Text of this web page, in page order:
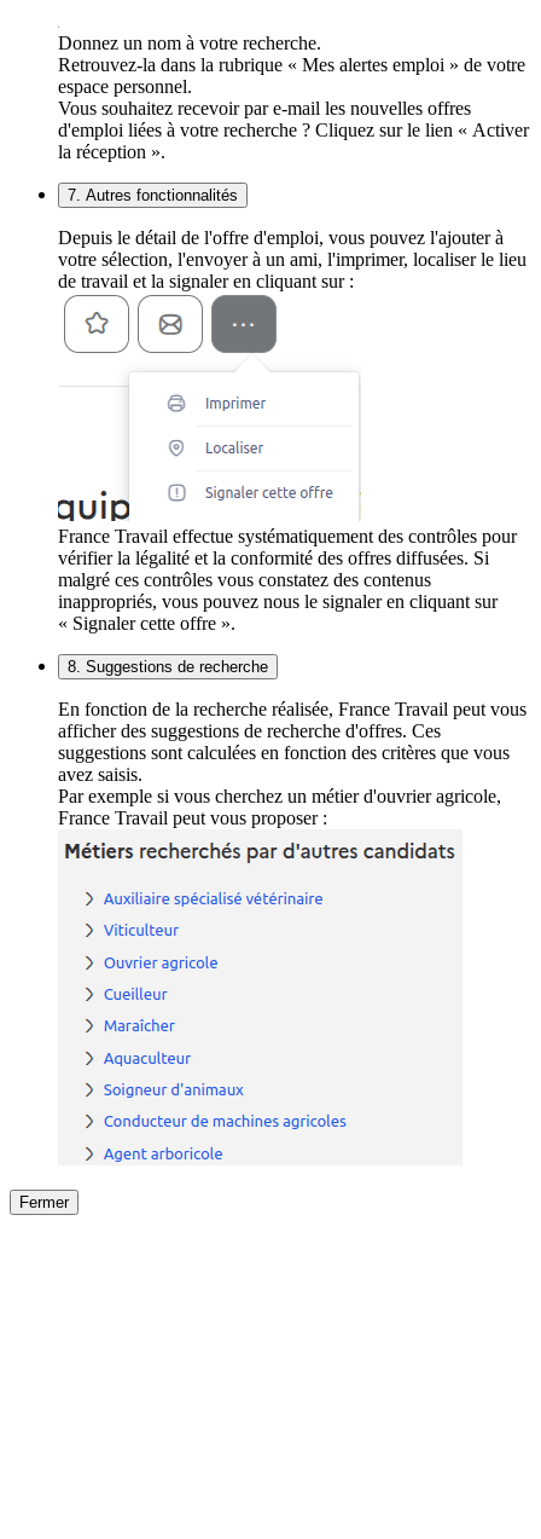
Donnez un nom à votre recherche.
Retrouvez-la dans la rubrique « Mes alertes emploi » de votre
espace personnel.
Vous souhaitez recevoir par e-mail les nouvelles offres
d'emploi liées à votre recherche ? Cliquez sur le lien « Activer
la réception ».
7. Autres fonctionnalités
Depuis le détail de l'offre d'emploi, vous pouvez l'ajouter à
votre sélection, l'envoyer à un ami, l'imprimer, localiser le lieu
de travail et la signaler en cliquant sur :
France Travail effectue systématiquement des contrôles pour
vérifier la légalité et la conformité des offres diffusées. Si
malgré ces contrôles vous constatez des contenus
inappropriés, vous pouvez nous le signaler en cliquant sur
« Signaler cette offre ».
8. Suggestions de recherche
En fonction de la recherche réalisée, France Travail peut vous
afficher des suggestions de recherche d'offres. Ces
suggestions sont calculées en fonction des critères que vous
avez saisis.
Par exemple si vous cherchez un métier d'ouvrier agricole,
France Travail peut vous proposer :
Fermer